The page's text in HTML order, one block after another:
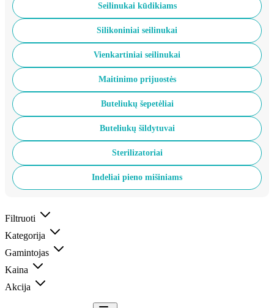
Seilinukai kūdikiams
Silikoniniai seilinukai
Vienkartiniai seilinukai
Maitinimo prijuostės
Buteliukų šepetėliai
Buteliukų šildytuvai
Sterilizatoriai
Indeliai pieno mišiniams
Filtruoti
Kategorija
Gamintojas
Kaina
Akcija